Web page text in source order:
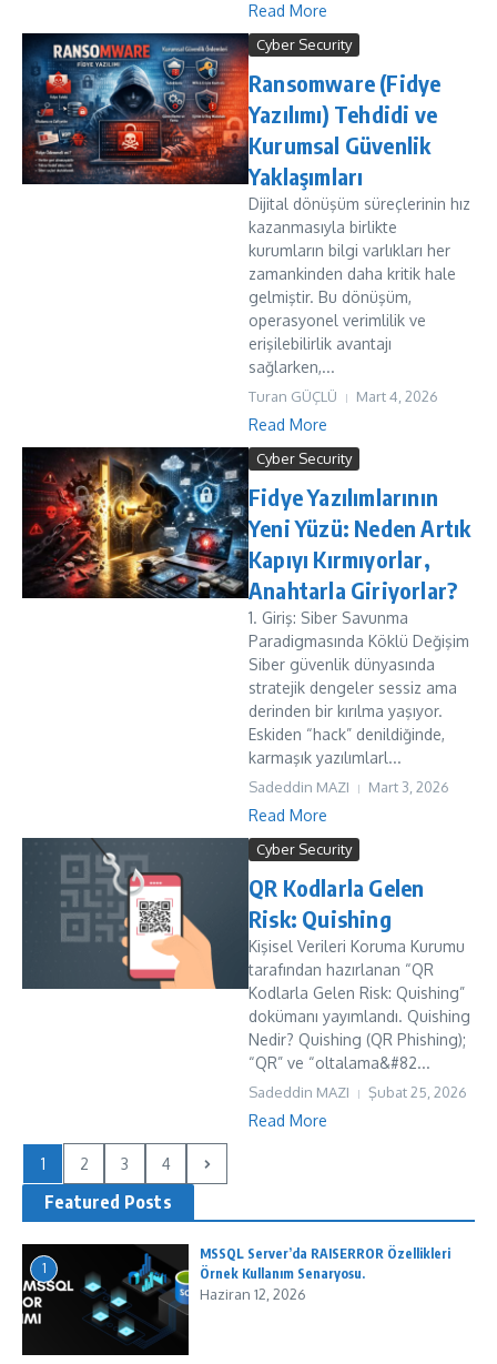
Read More
Cyber Security
Ransomware (Fidye
Yazılımı) Tehdidi ve
Kurumsal Güvenlik
Yaklaşımları
Dijital dönüşüm süreçlerinin hız
kazanmasıyla birlikte
kurumların bilgi varlıkları her
zamankinden daha kritik hale
gelmiştir. Bu dönüşüm,
operasyonel verimlilik ve
erişilebilirlik avantajı
sağlarken,...
Turan GÜÇLÜ Mart 4, 2026
Read More
Cyber Security
Fidye Yazılımlarının
Yeni Yüzü: Neden Artık
Kapıyı Kırmıyorlar,
Anahtarla Giriyorlar?
1. Giriş: Siber Savunma
Paradigmasında Köklü Değişim
Siber güvenlik dünyasında
stratejik dengeler sessiz ama
derinden bir kırılma yaşıyor.
Eskiden “hack” denildiğinde,
karmaşık yazılımlarl...
Sadeddin MAZI Mart 3, 2026
Read More
Cyber Security
QR Kodlarla Gelen
Risk: Quishing
Kişisel Verileri Koruma Kurumu
tarafından hazırlanan “QR
Kodlarla Gelen Risk: Quishing”
dokümanı yayımlandı. Quishing
Nedir? Quishing (QR Phishing);
“QR” ve “oltalama&#82...
Sadeddin MAZI Şubat 25, 2026
Read More
1 2 3 4
Featured Posts
1
MSSQL Server’da RAISERROR Özellikleri
Örnek Kullanım Senaryosu.
Haziran 12, 2026